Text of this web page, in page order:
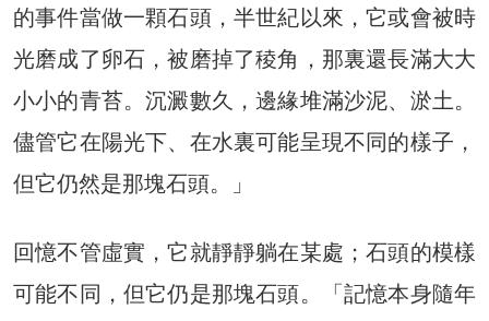
的事件當做一顆石頭，半世紀以來，它或會被時
光磨成了卵石，被磨掉了稜角，那裏還長滿大大
小小的青苔。沉澱數久，邊緣堆滿沙泥、淤土。
儘管它在陽光下、在水裏可能呈現不同的樣子，
但它仍然是那塊石頭。」
回憶不管虛實，它就靜靜躺在某處；石頭的模樣
可能不同，但它仍是那塊石頭。「記憶本身隨年